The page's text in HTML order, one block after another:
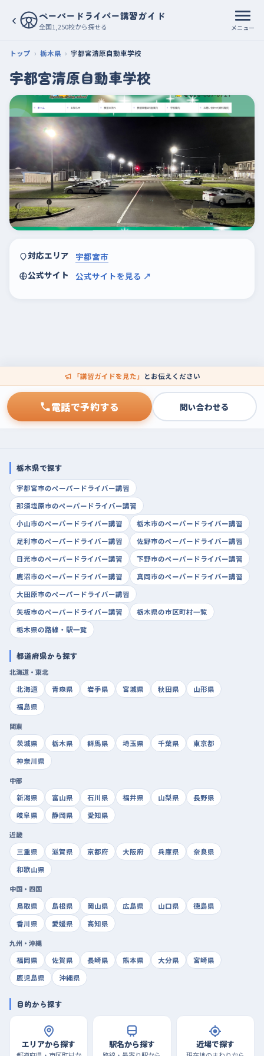
‹ ペーパードライバー講習ガイド
全国1,250校から探せる メニュー
トップ 栃木県 宇都宮清原自動車学校
宇都宮清原自動車学校
対応エリア
宇都宮市
公式サイト
公式サイトを見る ↗
「講習ガイドを見た」 とお伝えください
電話で予約する 問い合わせる
栃木県で探す
宇都宮市のペーパードライバー講習
那須塩原市のペーパードライバー講習
小山市のペーパードライバー講習
栃木市のペーパードライバー講習
足利市のペーパードライバー講習
佐野市のペーパードライバー講習
日光市のペーパードライバー講習
下野市のペーパードライバー講習
鹿沼市のペーパードライバー講習
真岡市のペーパードライバー講習
大田原市のペーパードライバー講習
矢板市のペーパードライバー講習
栃木県の市区町村一覧
栃木県の路線・駅一覧
都道府県から探す
北海道・東北
北海道
青森県 岩手県 宮城県 秋田県
山形県
福島県
関東
茨城県
栃木県 群馬県 埼玉県 千葉県
東京都
神奈川県
中部
新潟県
富山県 石川県 福井県 山梨県
長野県
岐阜県
静岡県 愛知県
近畿
三重県
滋賀県 京都府 大阪府 兵庫県
奈良県
和歌山県
中国・四国
鳥取県
島根県 岡山県 広島県 山口県
徳島県
香川県
愛媛県 高知県
九州・沖縄
福岡県
佐賀県 長崎県 熊本県 大分県
宮崎県
鹿児島県
沖縄県
目的から探す
エリアから探す 駅名から探す 近場で探す